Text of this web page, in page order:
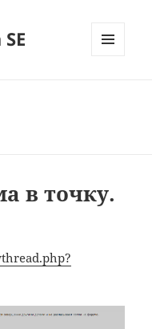
в точку.